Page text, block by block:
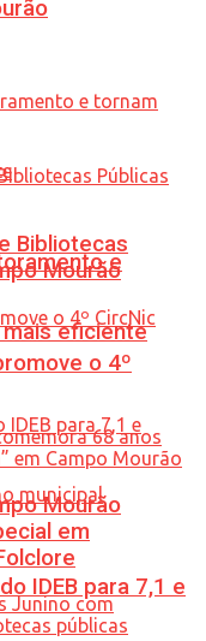
e
eficiente
IDEB para 7,1 e
Bibliotecas
Mourão
o 4º
Mourão
em